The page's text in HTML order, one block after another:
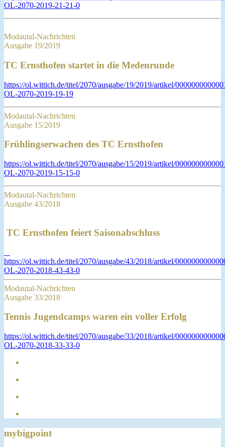
OL-2070-2019-21-21-0
Modautal-Nachrichten
Ausgabe 19/2019
TC Ernsthofen startet in die Medenrunde
https://ol.wittich.de/titel/2070/ausgabe/19/2019/artikel/
OL-2070-2019-19-19
Modautal-Nachrichten
Ausgabe 15/2019
Frühlingserwachen des TC Ernsthofen
https://ol.wittich.de/titel/2070/ausgabe/15/2019/artikel/
OL-2070-2019-15-15-0
Modautal-Nachrichten
Ausgabe 43/2018
TC Ernsthofen feiert Saisonabschluss
https://ol.wittich.de/titel/2070/ausgabe/43/2018/artikel/
OL-2070-2018-43-43-0
Modautal-Nachrichten
Ausgabe 33/2018
Tennis Jugendcamps waren ein voller Erfolg
https://ol.wittich.de/titel/2070/ausgabe/33/2018/artikel/
OL-2070-2018-33-33-0
mybigpoint